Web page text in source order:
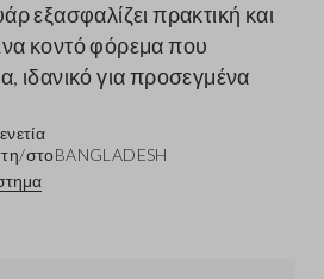
εξασφαλίζει πρακτική και
κοντό φόρεμα που
ιδανικό για προσεγμένα
στοBANGLADESH